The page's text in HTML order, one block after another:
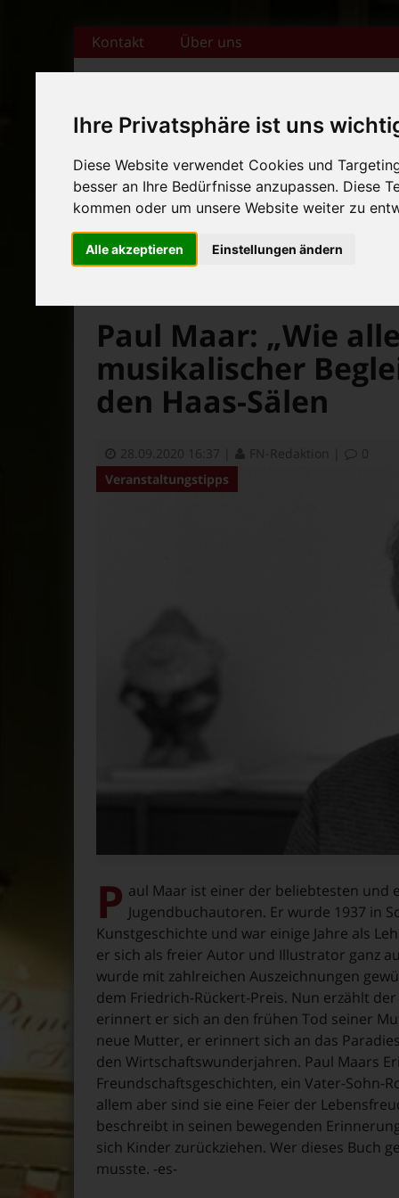
Ihre Privatsphäre ist uns
Diese Website verwendet Cookies und
besser an Ihre Bedürfnisse anzupassen. Diese
kommen oder um unsere Website weiter zu
Alle akzeptieren Einstellungen ändern
Zum Inhalt springen
Kontakt Über uns
Startseite Magazin
News-Ticker:
+++ Bamberger Biertage
+++ Blues- und
Paul Maar: „Wie
musikalischer
den Haas-Sälen
28.09.2020 16:37 FN-Redaktion
0
Veranstaltungstipps
P aul Maar ist einer der beliebtesten und
Jugendbuchautoren. Er wurde 1937 in
Kunstgeschichte und war einige Jahre als
er sich als freier Autor und Illustrator ganz
wurde mit zahlreichen Auszeichnungen
dem Friedrich-Rückert-Preis. Nun erzählt
erinnert er sich an den frühen Tod seiner
neue Mutter, er erinnert sich an das
den Wirtschaftswunderjahren. Paul Maars
Freundschaftsgeschichten, ein Vater-Sohn-
allem aber sind sie eine Feier der
beschreibt in seinen bewegenden
sich Kinder zurückziehen. Wer dieses Buch
musste. -es-